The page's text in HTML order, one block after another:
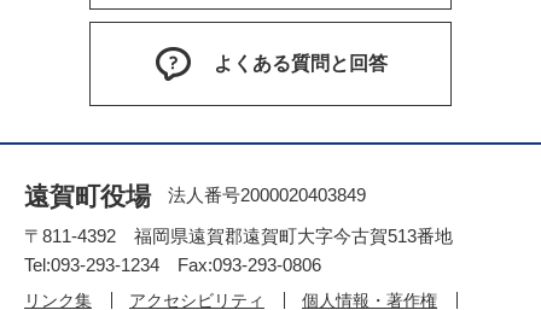
よくある質問と回答
遠賀町役場
法人番号2000020403849
〒811-4392 福岡県遠賀郡遠賀町大字今古賀513番地
Tel:093-293-1234 Fax:093-293-0806
リンク集 アクセシビリティ 個人情報・著作権